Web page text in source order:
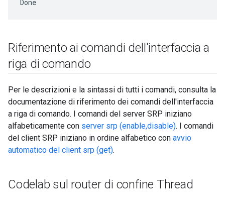
Riferimento ai comandi dell'interfaccia a
riga di comando
Per le descrizioni e la sintassi di tutti i comandi, consulta la
documentazione di riferimento dei comandi dell'interfaccia
a riga di comando. I comandi del server SRP iniziano
alfabeticamente con server srp (enable,disable). I comandi
del client SRP iniziano in ordine alfabetico con avvio
automatico del client srp (get).
Codelab sul router di confine Thread